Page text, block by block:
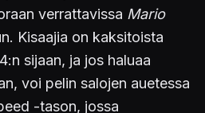
verrattavissa Mario
Kisaajia on kaksitoista
sijaan, ja jos haluaa
voi pelin salojen auetessa
-tason, jossa